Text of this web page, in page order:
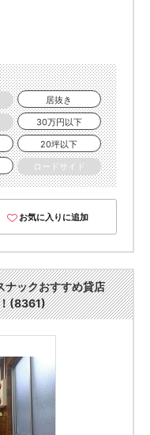
居抜き
30万円以下
20坪以下
ロードサイド
お気に入りに追加
ナックおすすめ貸店
(8361)